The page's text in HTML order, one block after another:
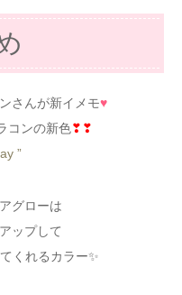
さんが新イメモ♥
コンの新色❣❣
”
グローは
ップして
くれるカラー✨